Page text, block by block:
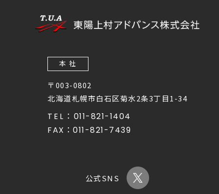
本 社
〒003-0802
北海道札幌市白石区菊水2条3丁目1-34
TEL： 011-821-1404
FAX： 011-821-7439
公式SNS